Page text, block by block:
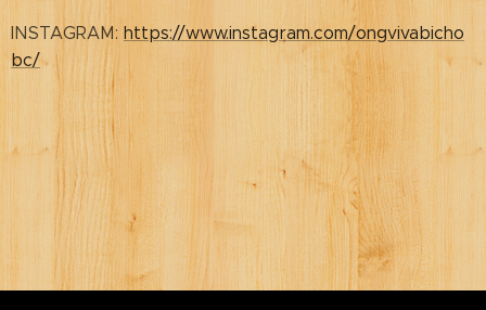
INSTAGRAM: https://www.instagram.com/ongvivabicho
bc/